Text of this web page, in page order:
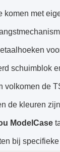
komen met
schuimblok
volkomen de
de kleuren
ModelCase
bij